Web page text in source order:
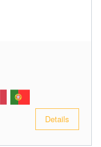
Details